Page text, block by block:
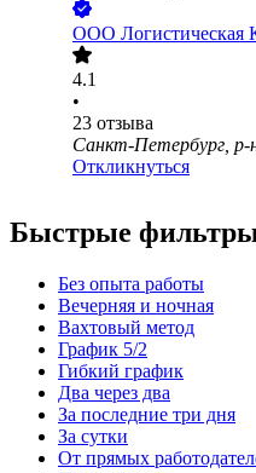
ООО Логистическая
4.1
•
23 отзыва
Санкт-Петербург, р-
Откликнуться
Быстрые фильтры
Без опыта работы
Вечерняя и ночная
Вахтовый метод
График 5/2
Гибкий график
Два через два
За последние три дня
За сутки
От прямых